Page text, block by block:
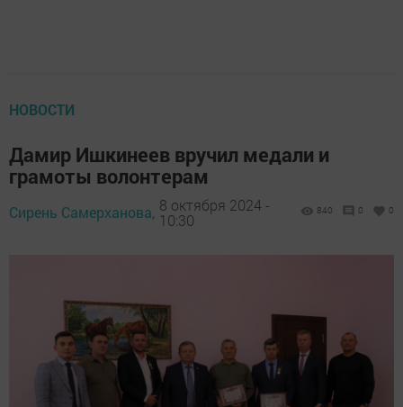
НОВОСТИ
Дамир Ишкинеев вручил медали и
грамоты волонтерам
Сирень Самерханова, 8 октября 2024 -
10:30
840 0 0